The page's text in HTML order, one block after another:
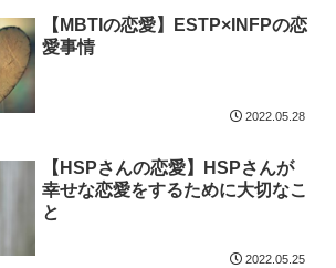
【MBTIの恋愛】ESTP×INFPの恋
愛事情
2022.05.28
【HSPさんの恋愛】HSPさんが
幸せな恋愛をするために大切なこ
と
2022.05.25